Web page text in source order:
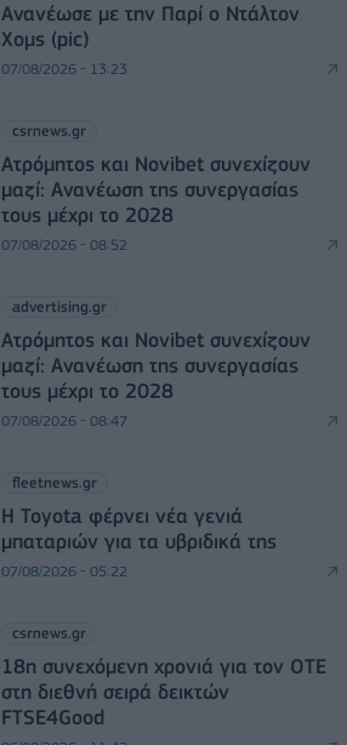
Ανανέωσε με την Παρί ο Ντάλτον
Χομς (pic)
07/08/2026 - 13:23
csrnews.gr
Ατρόμητος και Novibet συνεχίζουν
μαζί: Ανανέωση της συνεργασίας
τους μέχρι το 2028
07/08/2026 - 08:52
advertising.gr
Ατρόμητος και Novibet συνεχίζουν
μαζί: Ανανέωση της συνεργασίας
τους μέχρι το 2028
07/08/2026 - 08:47
fleetnews.gr
Η Toyota φέρνει νέα γενιά
μπαταριών για τα υβριδικά της
07/08/2026 - 05:22
csrnews.gr
18η συνεχόμενη χρονιά για τον ΟΤΕ
στη διεθνή σειρά δεικτών
FTSE4Good